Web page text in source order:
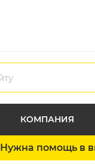
КОМПАНИЯ
Нужна помощь в